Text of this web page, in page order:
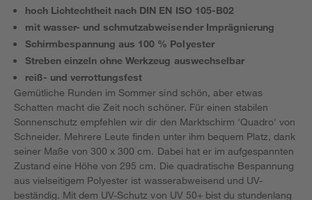
hoch Lichtechtheit nach DIN EN ISO 105-B02
mit wasser- und schmutzabweisender Imprägnierung
Schirmbespannung aus 100 % Polyester
Streben einzeln ohne Werkzeug auswechselbar
reiß- und verrottungsfest
Gemütliche Runden im Sommer sind schön, aber etwas
Schatten macht die Zeit noch schöner. Für einen stabilen
Sonnenschutz empfehlen wir dir den Marktschirm 'Quadro' von
Schneider. Mehrere Leute finden unter ihm bequem Platz, dank
seiner Maße von 300 x 300 cm. Dabei hat er im aufgespannten
Zustand eine Höhe von 295 cm. Die quadratische Bespannung
aus vielseitigem Polyester ist wasserabweisend und UV-
beständig. Mit dem UV-Schutz von UV 50+ bist du stundenlang